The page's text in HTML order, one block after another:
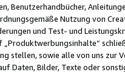
Benutzerhandbücher,
Nutzung von
und Test- und
stellen, sowie alle von uns zur
Daten, Bilder, Texte oder